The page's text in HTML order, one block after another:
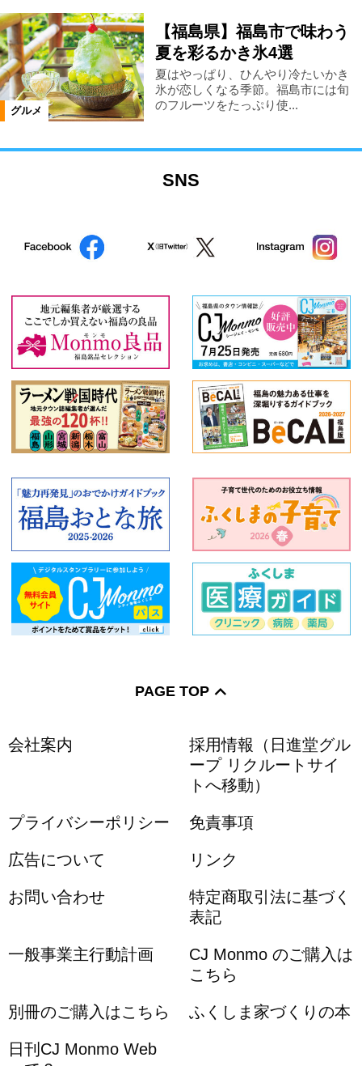
グルメ
【福島県】福島市で味わう
夏を彩るかき氷4選
夏はやっぱり、ひんやり冷たいかき
氷が恋しくなる季節。福島市には旬
のフルーツをたっぷり使...
SNS
PAGE TOP
会社案内
採用情報（日進堂グル
ープ リクルートサイ
トへ移動）
プライバシーポリシー 免責事項
広告について リンク
お問い合わせ
特定商取引法に基づく
表記
一般事業主行動計画
CJ Monmo のご購入は
こちら
別冊のご購入はこちら ふくしま家づくりの本
日刊CJ Monmo Web